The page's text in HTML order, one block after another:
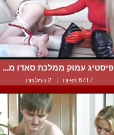
פיסטיג עמוק ממלכת סאדו מ...
6717 צפיות | 2 המלצות